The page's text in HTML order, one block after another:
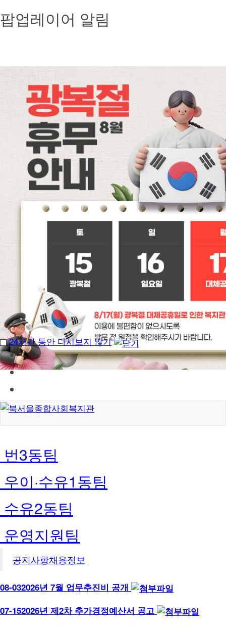
팝업레이어 알림
24시간 동안 다시보지 않기
번3동팀
우이·수유1동팀
수유2동팀
운영지원팀
공지사항채용정보
08-032026년 7월 업무추진비 공개
07-152026년 제2차 추가경정예산서 공고